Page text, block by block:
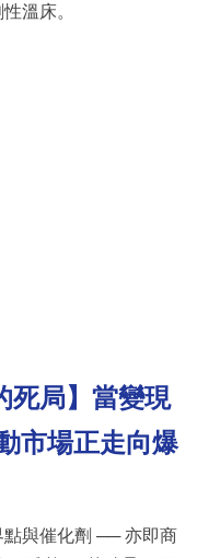
溫床。
死局】當變現
市場正走向爆
與催化劑 ── 亦即商